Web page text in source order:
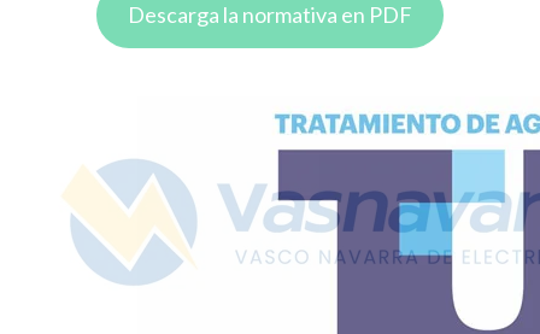
Descarga la normativa en PDF